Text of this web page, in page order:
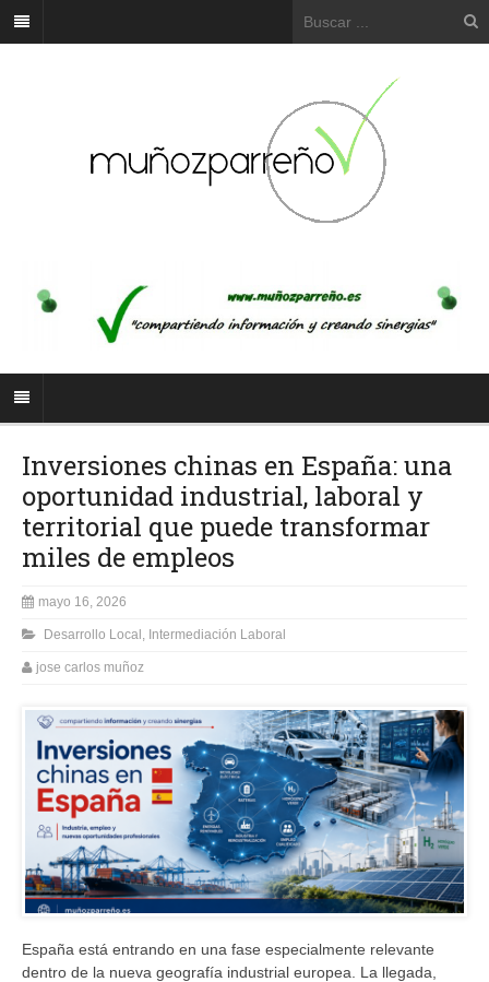
Inversiones chinas en España: una
oportunidad industrial, laboral y
territorial que puede transformar
miles de empleos
mayo 16, 2026
Desarrollo Local Intermediación Laboral
jose carlos muñoz
España está entrando en una fase especialmente relevante
dentro de la nueva geografía industrial europea. La llegada,